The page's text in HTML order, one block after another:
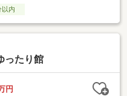
以内
ったり館
円